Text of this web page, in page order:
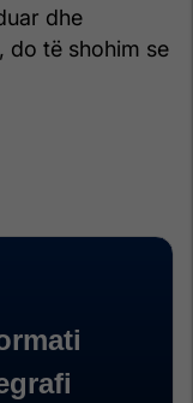
dhe
do të shohim se